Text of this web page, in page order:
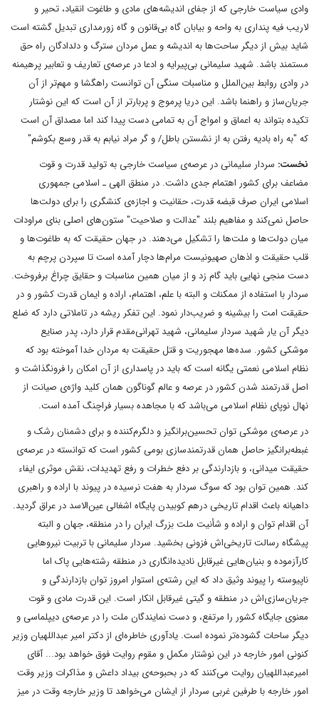
وادی سیاست خارجی که از جفای اندیشه‌های مادی و طاغوت انقیاد، تحیر و
لاریب فیه پنداری به واحه و بیابان گاه بی‌قانون و گاه زورمداری تبدیل گشته است
شاید بیش از دیگر ساحت‌ها به اندیشه و عمل مردان سترگ و دلدادگان راه حق
مستمند باشد. شهید سلیمانی بی‌پیرایه و ادعا در عرصه‌ی تعاریف و تعابیر پرهیمنه
در وادی روابط بین‌الملل و مناسبات سنگی آن توانست راهگشا و مهم‌تر از آن
جریان‌ساز و راهنما باشد. این دریا پرموج و پربارتر از آن است که این نوشتار
تکیده بتواند به اعماق و امواج آن به تمامی دست پیدا کند اما مصداق آن است
که "به راه بادیه رفتن به از نشستن باطل/ و گر مراد نیابم به قدر وسع بکوشم"
نخست: سردار سلیمانی در عرصه‌ی سیاست خارجی به تولید قدرت و قوت
مضاعف برای کشور اهتمام جدی داشت. در منطق الهی ـ اسلامی جمهوری
اسلامی ایران صرف قبضه قدرت، حقانیت و اجازه‌ی کنشگری را برای دولت‌ها
حاصل نمی‌کند و مفاهیم بلند "عدالت و صلاحیت" ستون‌های اصلی بنای مراودات
میان دولت‌ها و ملت‌ها را تشکیل می‌دهند. در جهان حقیقت که به طاغوت‌ها و
قلب حقیقت و اذهان صهیونیست مرام‌ها دچار آمده است تا سپردن پرچم به
دست منجی نهایی باید گام زد و از میان همین مناسبات و حقایق چراغ برفروخت.
سردار با استفاده از ممکنات و البته با علم، اهتمام، اراده و ایمان قدرت کشور و در
حقیقت امت را بیشینه و ضریب‌دار نمود. این تفکر ریشه در تاملاتی دارد که ضلع
دیگر آن یار شهید سردار سلیمانی، شهید تهرانی‌مقدم قرار دارد، پدر صنایع
موشکی کشور. سده‌ها مهجوریت و قتل حقیقت به مردان خدا آموخته بود که
نظام اسلامی نعمتی یگانه است که باید در پاسداری از آن امکان را فرونگذاشت و
اصل قدرتمند شدن کشور در عرصه و عالم گوناگون همان کلید واژه‌ی صیانت از
نهال نوپای نظام اسلامی می‌باشد که با مجاهده بسیار فراچنگ آمده است.
در عرصه‌ی موشکی توان تحسین‌برانگیز و دلگرم‌کننده و برای دشمنان رشک و
غبطه‌برانگیز حاصل همان قدرتمندسازی بومی کشور است که توانسته در عرصه‌ی
حقیقت میدانی، و بازدارندگی بر دفع خطرات و رفع تهدیدات، نقش موثری ایفاء
کند. همین توان بود که سوگ سردار به هفت نرسیده در پیوند با اراده و راهبری
داهیانه باعث اقدام تاریخی درهم کوبیدن پایگاه اشغالی عین‌الاسد در عراق گردید.
آن اقدام توان و اراده و شأنیت ملت بزرگ ایران را در منطقه، جهان و البته
پیشگاه رسالت تاریخی‌اش فزونی بخشید. سردار سلیمانی با تربیت نیروهایی
کارآزموده و بنیان‌هایی غیرقابل نادیده‌انگاری در منطقه رشته‌هایی پاک اما
ناپیوسته را پیوند وثیق داد که این رشته‌ی استوار امروز توان بازدارندگی و
جریان‌سازی‌اش در منطقه و گیتی غیرقابل انکار است. این قدرت مادی و قوت
معنوی جایگاه کشور را مرتفع، و دست نمایندگان ملت را در عرصه‌ی دیپلماسی و
دیگر ساحات گشوده‌تر نموده است. یادآوری خاطره‌ای از دکتر امیر عبداللهیان وزیر
کنونی امور خارجه در این نوشتار مکمل و مقوم روایت فوق خواهد بود... آقای
امیرعبداللهیان روایت می‌کنند که در بحبوحه‌ی بیداد داعش و مذاکرات وزیر وقت
امور خارجه با طرفین غربی سردار از ایشان می‌خواهد تا وزیر خارجه وقت در میز